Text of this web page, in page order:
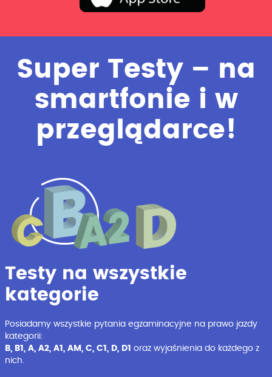
Super Testy – na
smartfonie i w
przeglądarce!
Testy na wszystkie
kategorie
Posiadamy wszystkie pytania egzaminacyjne na prawo jazdy
kategorii:
B, B1, A, A2, A1, AM, C, C1, D, D1 oraz wyjaśnienia do każdego z
nich.